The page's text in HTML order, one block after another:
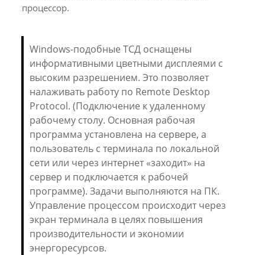
процессор.
Windows-подобные ТСД оснащены
информативными цветными дисплеями с
высоким разрешением. Это позволяет
налаживать работу по Remote Desktop
Protocol. (Подключение к удаленному
рабочему столу. Основная рабочая
программа установлена на сервере, а
пользователь с терминала по локальной
сети или через интернет «заходит» на
сервер и подключается к рабочей
программе). Задачи выполняются на ПК.
Управление процессом происходит через
экран терминала в целях повышения
производительности и экономии
энергоресурсов.